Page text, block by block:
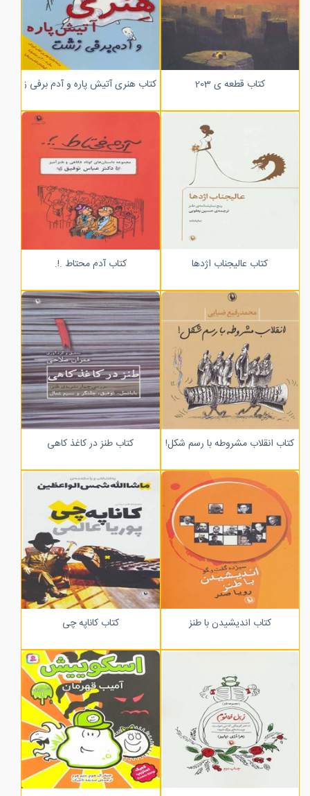
کتاب قطعه ی 203 کتاب هنری آتیش پاره و آدم برفی زشت
کتاب عالیجناب اژدها کتاب آدم محتاط .!.
کتاب انقلاب مشروطه با رسم شکل! کتاب طنز در کاغذ کاهی
کتاب اندیشیدن با طنز کتاب کاناپه چی